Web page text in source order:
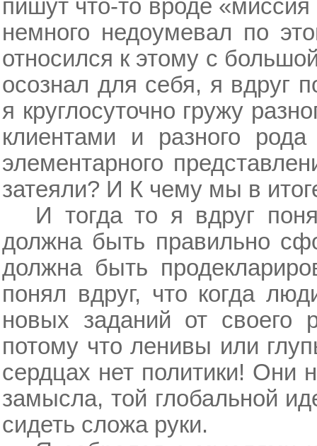
пишут что-то вроде
немного недоумевал по
относился к этому с
осознал для себя, я вдруг
я круглосуточно гружу
клиентами и разного
элементарного
затеяли? И К чему мы в
И тогда то я вдруг
должна быть правильно
должна быть
понял вдруг, что когда
новых заданий от своего
потому что ленивы или
сердцах нет политики! Они
замысла, той глобальной
сидеть сложа руки.